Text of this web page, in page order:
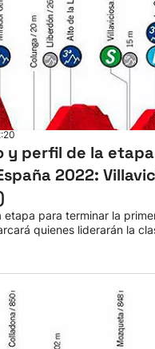
y perfil de la
2022:
etapa para terminar la
quienes liderarán la